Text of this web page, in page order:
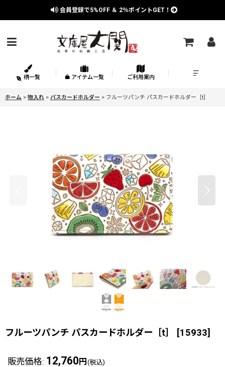
会員登録で5%OFF ＆ 2％ポイントGET！
柄一覧 アイテム一覧 ご利用案内
ホーム > 物入れ > パスカードホルダー > フルーツパンチ パスカードホルダー［t］
フルーツパンチ パスカードホルダー［t］ [15933]
販売価格: 12,760 円 (税込)